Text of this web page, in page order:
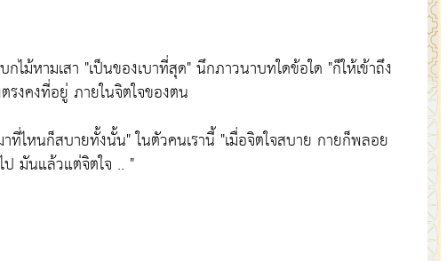
ไม้หามเสา "เป็นของเบาที่สุด" นึกภาวนาบทใดข้อใด "ก็ให้เข้าถึง
รงคงที่อยู่ ภายในจิตใจของตน
ไหนก็สบายทั้งนั้น" ในตัวคนเรานี้ "เมื่อจิตใจสบาย กายก็พลอย
มันแล้วแต่จิตใจ .. "